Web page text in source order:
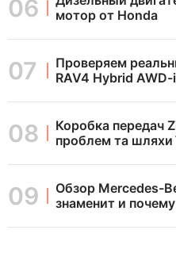
мотор от Honda
Проверяем
RAV4 Hybrid AWD-i
Коробка передач
проблем та шляхи
Обзор Mercedes-
знаменит и